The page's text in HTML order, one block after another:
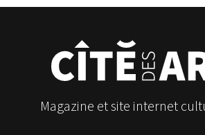
Magazine et site internet